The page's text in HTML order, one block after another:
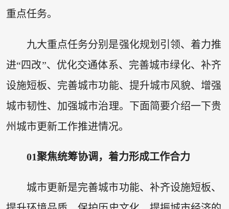
重点任务。
九大重点任务分别是强化规划引领、着力推
进“四改”、优化交通体系、完善城市绿化、补齐
设施短板、完善城市功能、提升城市风貌、增强
城市韧性、加强城市治理。下面简要介绍一下贵
州城市更新工作推进情况。
01聚焦统筹协调，着力形成工作合力
城市更新是完善城市功能、补齐设施短板、